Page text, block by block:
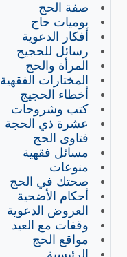
صفة الحج
يوميات حاج
أفكار الدعوية
رسائل للحجيج
المرأة والحج
المختارات الفقهية
أخطاء الحجيج
كتب وشروحات
عشرة ذي الحجة
فتاوى الحج
مسائل فقهية
منوعات
صحتك في الحج
أحكام الأضحية
العروض الدعوية
وقفات مع العيد
مواقع الحج